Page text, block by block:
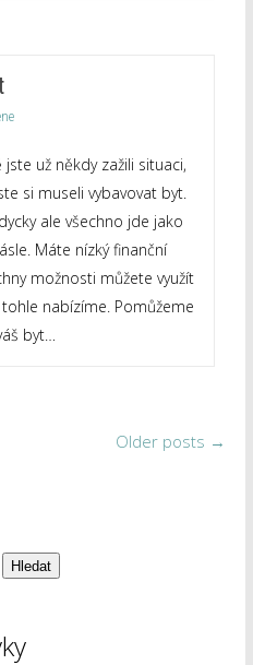
jste už někdy zažili situaci,
si museli vybavovat byt.
ale všechno jde jako
Máte nízký finanční
možnosti můžete využít
nabízíme. Pomůžeme
byt…
Older posts →
Hledat